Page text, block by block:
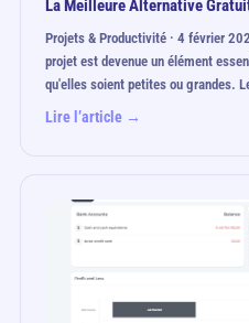
La Meilleure Alternative
Projets & Productivité · 4 février
projet est devenue un élément
qu'elles soient petites ou grandes.
Lire l’article →